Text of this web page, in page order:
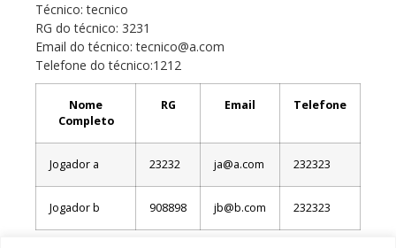
Técnico:tecnico
RG do técnico: 3231
Email do técnico:tecnico@a.com
Telefone do técnico:1212
Nome
Completo
RG Email Telefone
Jogador a 23232 ja@a.com 232323
Jogador b 908898 jb@b.com 232323